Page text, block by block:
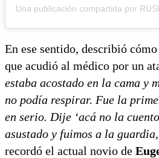
Una publicación compartida por
En ese sentido, describió
que acudió al médico por un
estaba acostado en la cama y
no podía respirar. Fue la
en serio. Dije ‘acá no la
asustado y fuimos a la
recordó el actual novio de